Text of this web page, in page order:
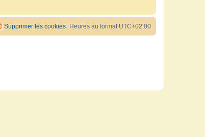
Heures au format UTC+02:00
Supprimer les cookies